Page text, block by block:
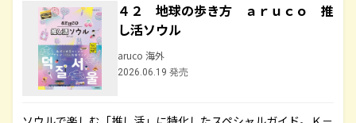
４２ 地球の歩き方 ａｒｕｃｏ 推
し活ソウル
aruco 海外
2026.06.19 発売